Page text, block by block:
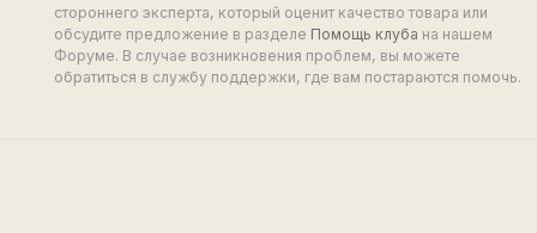
стороннего эксперта, который оценит качество товара или
обсудите предложение в разделе Помощь клуба на нашем
Форуме. В случае возникновения проблем, вы можете
обратиться в службу поддержки, где вам постараются помочь.